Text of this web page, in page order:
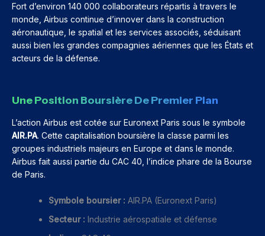
Fort d’environ 140 000 collaborateurs répartis à travers le
monde, Airbus continue d’innover dans la construction
aéronautique, le spatial et les services associés, séduisant
aussi bien les grandes compagnies aériennes que les États et
acteurs de la défense.
Une Position Boursière De Premier Plan
L’action Airbus est cotée sur Euronext Paris sous le symbole
AIR.PA. Cette capitalisation boursière la classe parmi les
groupes industriels majeurs en Europe et dans le monde.
Airbus fait aussi partie du CAC 40, l’indice phare de la Bourse
de Paris.
Symbole boursier : AIR.PA (Euronext Paris)
Secteur : Industrie aérospatiale et défense